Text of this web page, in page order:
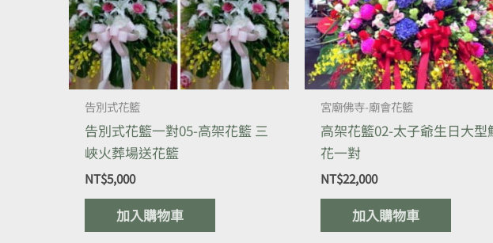
告別式花籃
告別式花籃一對05-高架花籃 三
峽火葬場送花籃
NT$5,000
加入購物車
宮廟佛寺-廟會花籃
高架花籃02-太子爺生日大型
花一對
NT$22,000
加入購物車